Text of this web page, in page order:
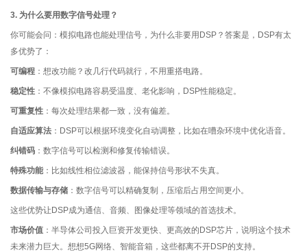
3. 为什么要用数字信号处理？
你可能会问：模拟电路也能处理信号，为什么非要用DSP？答案是，DSP有太
多优势了：
可编程 ：想改功能？改几行代码就行，不用重搭电路。
稳定性 ：不像模拟电路容易受温度、老化影响，DSP性能稳定。
可重复性 ：每次处理结果都一致，没有偏差。
自适应算法 ：DSP可以根据环境变化自动调整，比如在嘈杂环境中优化语音。
纠错码 ：数字信号可以检测和修复传输错误。
特殊功能 ：比如线性相位滤波器，能保持信号形状不失真。
数据传输与存储 ：数字信号可以精确复制，压缩后占用空间更小。
这些优势让DSP成为通信、音频、图像处理等领域的首选技术。
市场价值 ：半导体公司投入巨资开发更快、更高效的DSP芯片，说明这个技术
未来潜力巨大。想想5G网络、智能音箱，这些都离不开DSP的支持。